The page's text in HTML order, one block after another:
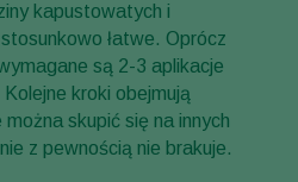
kapustowatych i
łatwe. Oprócz
są 2-3 aplikacje
kroki obejmują
skupić się na innych
z pewnością nie brakuje.